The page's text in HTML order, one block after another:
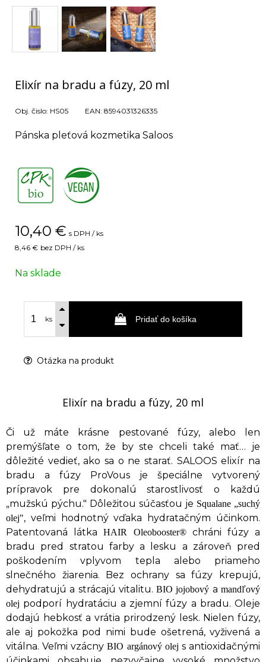
Elixír na bradu a fúzy, 20 ml
Obj. čislo: HS05 EAN: 8594031326335
Pánska pleťová kozmetika Saloos
10,40 € s DPH / ks
8,46 € bez DPH / ks
Na sklade
ks Pridať do košíka
Otázka na produkt
Elixír na bradu a fúzy, 20 ml
Či už máte krásne pestované fúzy, alebo len
premýšľate o tom, že by ste chceli také mať… je
dôležité vedieť, ako sa o ne starať. SALOOS elixír na
bradu a fúzy ProVous je špeciálne vytvorený
prípravok pre dokonalú starostlivosť o každú
„mužskú pýchu." Dôležitou súčasťou je Squalane „suchý
olej", veľmi hodnotný vďaka hydratačným účinkom.
Patentovaná látkaHAIR Oleobooster®chráni fúzy a
bradu pred stratou farby a lesku a zároveň pred
poškodením vplyvom tepla alebo priameho
slnečného žiarenia. Bez ochrany sa fúzy krepujú,
dehydratujú a strácajú vitalitu.BIO jojobový amandľový
olej podporí hydratáciu a zjemní fúzy a bradu. Oleje
dodajú hebkosť a vrátia prirodzený lesk. Nielen fúzy,
ale aj pokožka pod nimi bude ošetrená, vyživená a
vitálna. Veľmi vzácnyBIO argánový olej s antioxidačnými